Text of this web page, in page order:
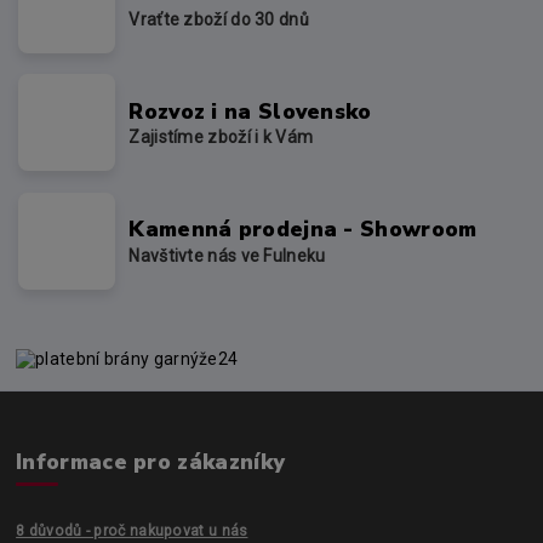
Vraťte zboží do 30 dnů
Rozvoz i na Slovensko
Zajistíme zboží i k Vám
Kamenná prodejna - Showroom
Navštivte nás ve Fulneku
Informace pro zákazníky
8 důvodů - proč nakupovat u nás